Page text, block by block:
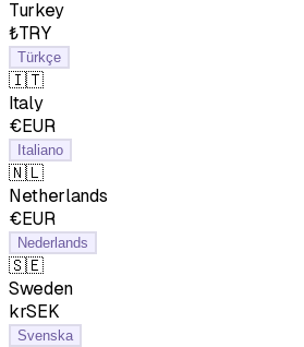
Turkey
₺TRY
Türkçe
🇮🇹
Italy
€EUR
Italiano
🇳🇱
Netherlands
€EUR
Nederlands
🇸🇪
Sweden
krSEK
Svenska